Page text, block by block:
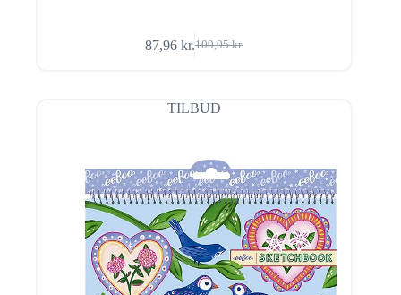
109,95kr.
Den
var:
109,95 kr..
87,96kr.Den
er:
87,96 kr..
TILBUD